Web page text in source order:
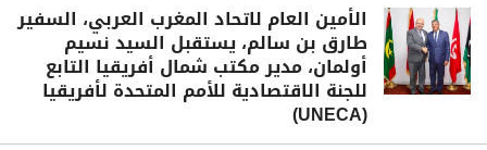
الأمين العام لاتحاد المغرب العربي، السفير
طارق بن سالم، يستقبل السيد نسيم
أولمان، مدير مكتب شمال أفريقيا التابع
للجنة الاقتصادية للأمم المتحدة لأفريقيا
(UNECA)